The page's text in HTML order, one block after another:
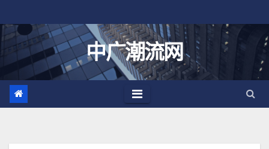
至
中广潮流网